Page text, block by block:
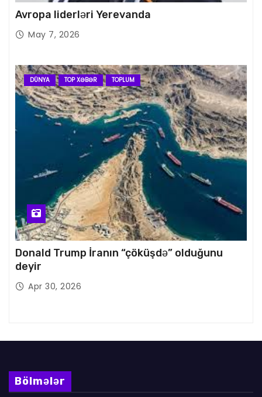
Avropa liderləri Yerevanda
May 7, 2026
DÜNYA TOP XƏBƏR TOPLUM
Donald Trump İranın “çöküşdə” olduğunu
deyir
Apr 30, 2026
Bölmələr